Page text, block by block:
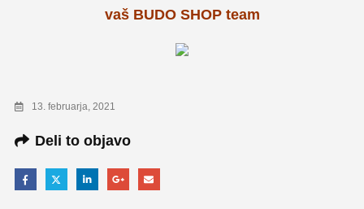
vaš BUDO SHOP team
13. februarja, 2021
Deli to objavo